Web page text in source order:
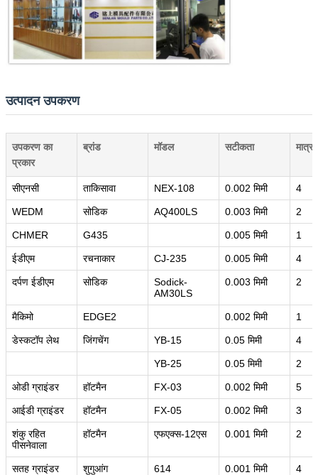
प्रस्तुत
उत्पादन उपकरण
उपकरण का
प्रकार
ब्रांड मॉडल सटीकता मात्रा
सीएनसी ताकिसावा NEX-108 0.002 मिमी 4
WEDM सोडिक AQ400LS 0.003 मिमी 2
CHMER G435 0.005 मिमी 1
ईडीएम रचनाकार CJ-235 0.005 मिमी 4
दर्पण ईडीएम सोडिक
Sodick-
AM30LS
0.003 मिमी 2
मैकिमो EDGE2 0.002 मिमी 1
डेस्कटॉप लेथ जिंगचेंग YB-15 0.05 मिमी 4
YB-25 0.05 मिमी 2
ओडी ग्राइंडर हॉटमैन FX-03 0.002 मिमी 5
आईडी ग्राइंडर हॉटमैन FX-05 0.002 मिमी 3
शंकु रहित
पीसनेवाला
हॉटमैन एफएक्स-12एस 0.001 मिमी 2
सतह ग्राइंडर शुगुआंग 614 0.001 मिमी 4